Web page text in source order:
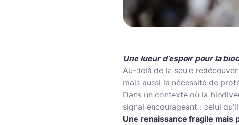
Une lueur d’espoir pour la
Au-delà de la seule
mais aussi la nécessité de
Dans un contexte où la
signal encourageant : celui
Une renaissance fragile mais